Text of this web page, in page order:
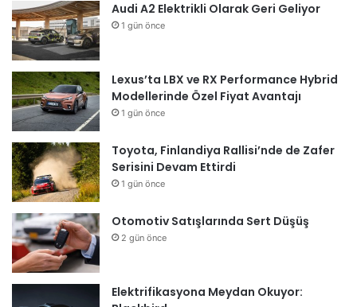
Audi A2 Elektrikli Olarak Geri Geliyor
1 gün önce
Lexus’ta LBX ve RX Performance Hybrid
Modellerinde Özel Fiyat Avantajı
1 gün önce
Toyota, Finlandiya Rallisi’nde de Zafer
Serisini Devam Ettirdi
1 gün önce
Otomotiv Satışlarında Sert Düşüş
2 gün önce
Elektrifikasyona Meydan Okuyor: